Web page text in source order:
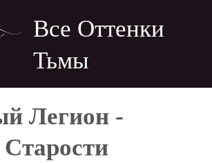
Все Оттенки
Тьмы
Легион -